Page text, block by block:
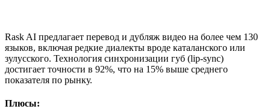
Rask AI предлагает перевод и дубляж видео на более чем 130
языков, включая редкие диалекты вроде каталанского или
зулусского. Технология синхронизации губ (lip-sync)
достигает точности в 92%, что на 15% выше среднего
показателя по рынку.
Плюсы: